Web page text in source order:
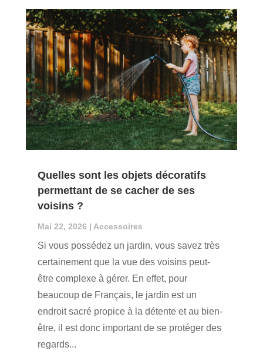
Quelles sont les objets décoratifs
permettant de se cacher de ses
voisins ?
Mai 22, 2026 | Accessoires
Si vous possédez un jardin, vous savez très
certainement que la vue des voisins peut-
être complexe à gérer. En effet, pour
beaucoup de Français, le jardin est un
endroit sacré propice à la détente et au bien-
être, il est donc important de se protéger des
regards...